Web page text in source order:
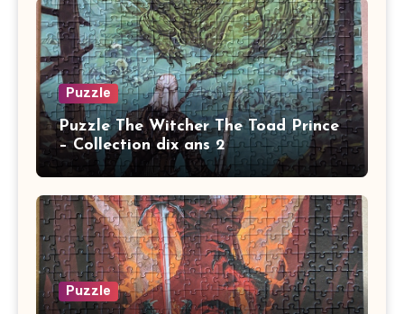
Puzzle
Puzzle The Witcher The Toad Prince
– Collection dix ans 2
Puzzle